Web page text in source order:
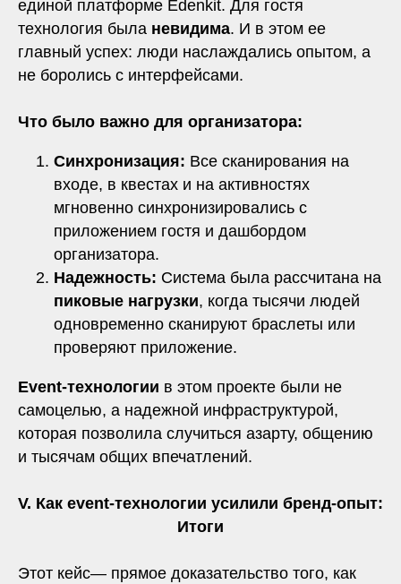
единой платформе Edenkit. Для гостя
технология была невидима. И в этом ее
главный успех: люди наслаждались опытом, а
не боролись с интерфейсами.
Что было важно для организатора:
Синхронизация: Все сканирования на
входе, в квестах и на активностях
мгновенно синхронизировались с
приложением гостя и дашбордом
организатора.
Надежность: Система была рассчитана на
пиковые нагрузки, когда тысячи людей
одновременно сканируют браслеты или
проверяют приложение.
Event-технологии в этом проекте были не
самоцелью, а надежной инфраструктурой,
которая позволила случиться азарту, общению
и тысячам общих впечатлений.
V. Как event-технологии усилили бренд-опыт:
Итоги
Этот кейс— прямое доказательство того, как